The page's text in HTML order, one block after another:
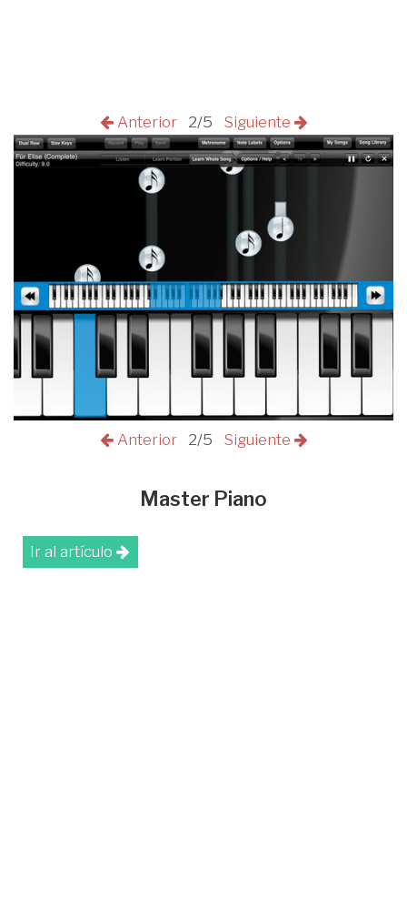
Anterior 2/5 Siguiente
Anterior 2/5 Siguiente
Master Piano
Ir al artículo